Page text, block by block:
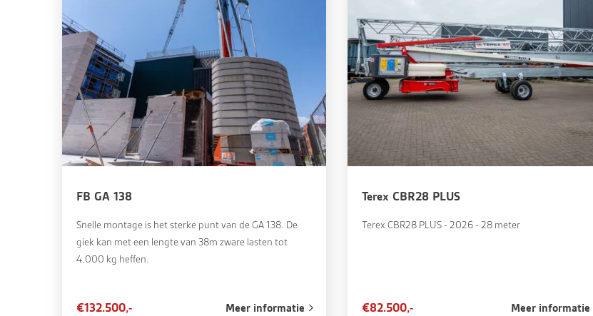
FB GA 138
Snelle montage is het sterke punt van de GA 138. De
giek kan met een lengte van 38m zware lasten tot
4.000 kg heffen.
€132.500,- Meer informatie
Terex CBR28 PLUS
Terex CBR28 PLUS - 2026 - 28 meter
€82.500,- Meer informatie